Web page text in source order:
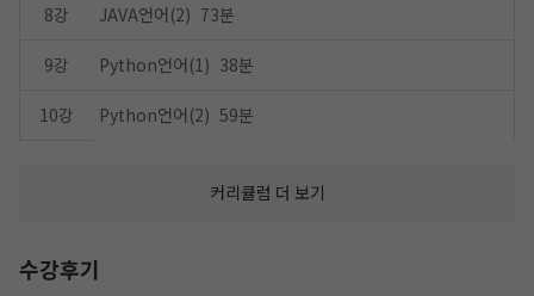
8강 JAVA언어(2) 73분
9강 Python언어(1) 38분
10강 Python언어(2) 59분
커리큘럼 더 보기
수강후기